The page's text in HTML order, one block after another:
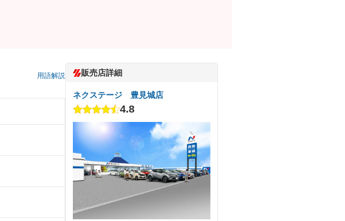
用語解説 販売店詳細
ネクステージ 豊見城店
4.8